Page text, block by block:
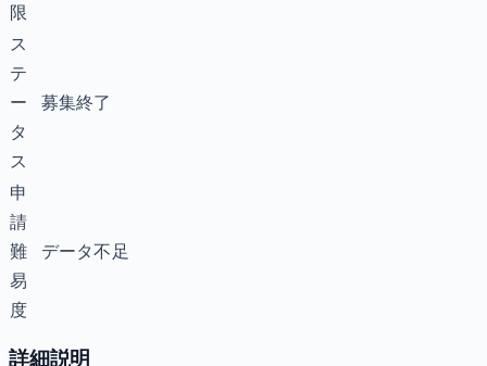
限
ス
テ
ー
タ
ス
募集終了
申
請
難
易
度
データ不足
詳細説明